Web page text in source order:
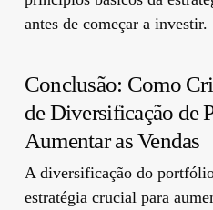
antes de começar a investir.
Conclusão: Como
de Diversificação de
Aumentar as Vendas
A diversificação do
estratégia crucial para